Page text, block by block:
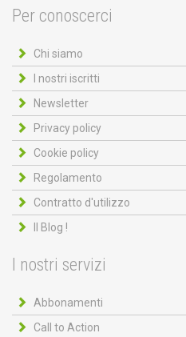
Per conoscerci
Chi siamo
I nostri iscritti
Newsletter
Privacy policy
Cookie policy
Regolamento
Contratto d'utilizzo
Il Blog !
I nostri servizi
Abbonamenti
Call to Action